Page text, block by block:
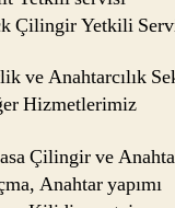
Çilingir Yetkili
ve Anahtarcılık
Hizmetlerimiz
Çilingir ve
Anahtar yapımı